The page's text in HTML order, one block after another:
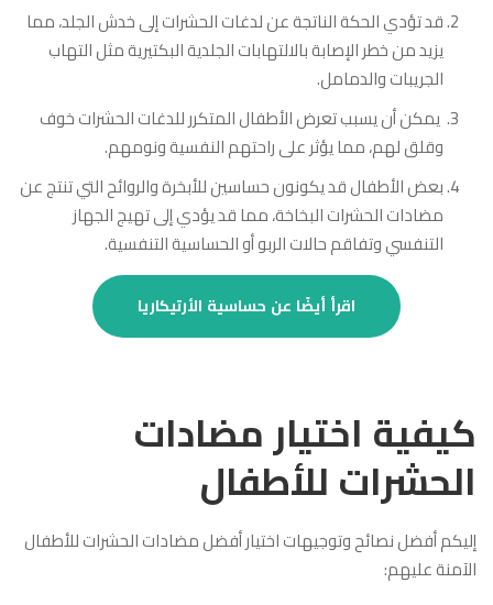
قد تؤدي الحكة الناتجة عن لدغات الحشرات إلى خدش الجلد، مما
يزيد من خطر الإصابة بالالتهابات الجلدية البكتيرية مثل التهاب
الجريبات والدمامل.
يمكن أن يسبب تعرض الأطفال المتكرر للدغات الحشرات خوف
وقلق لهم، مما يؤثر على راحتهم النفسية ونومهم.
بعض الأطفال قد يكونون حساسين للأبخرة والروائح التي تنتج عن
مضادات الحشرات البخاخة، مما قد يؤدي إلى تهيج الجهاز
التنفسي وتفاقم حالات الربو أو الحساسية التنفسية.
اقرأ أيضًا عن حساسية الأرتيكاريا
كيفية اختيار مضادات
الحشرات للأطفال
إليكم أفضل نصائح وتوجيهات اختيار أفضل مضادات الحشرات للأطفال
الآمنة عليهم: